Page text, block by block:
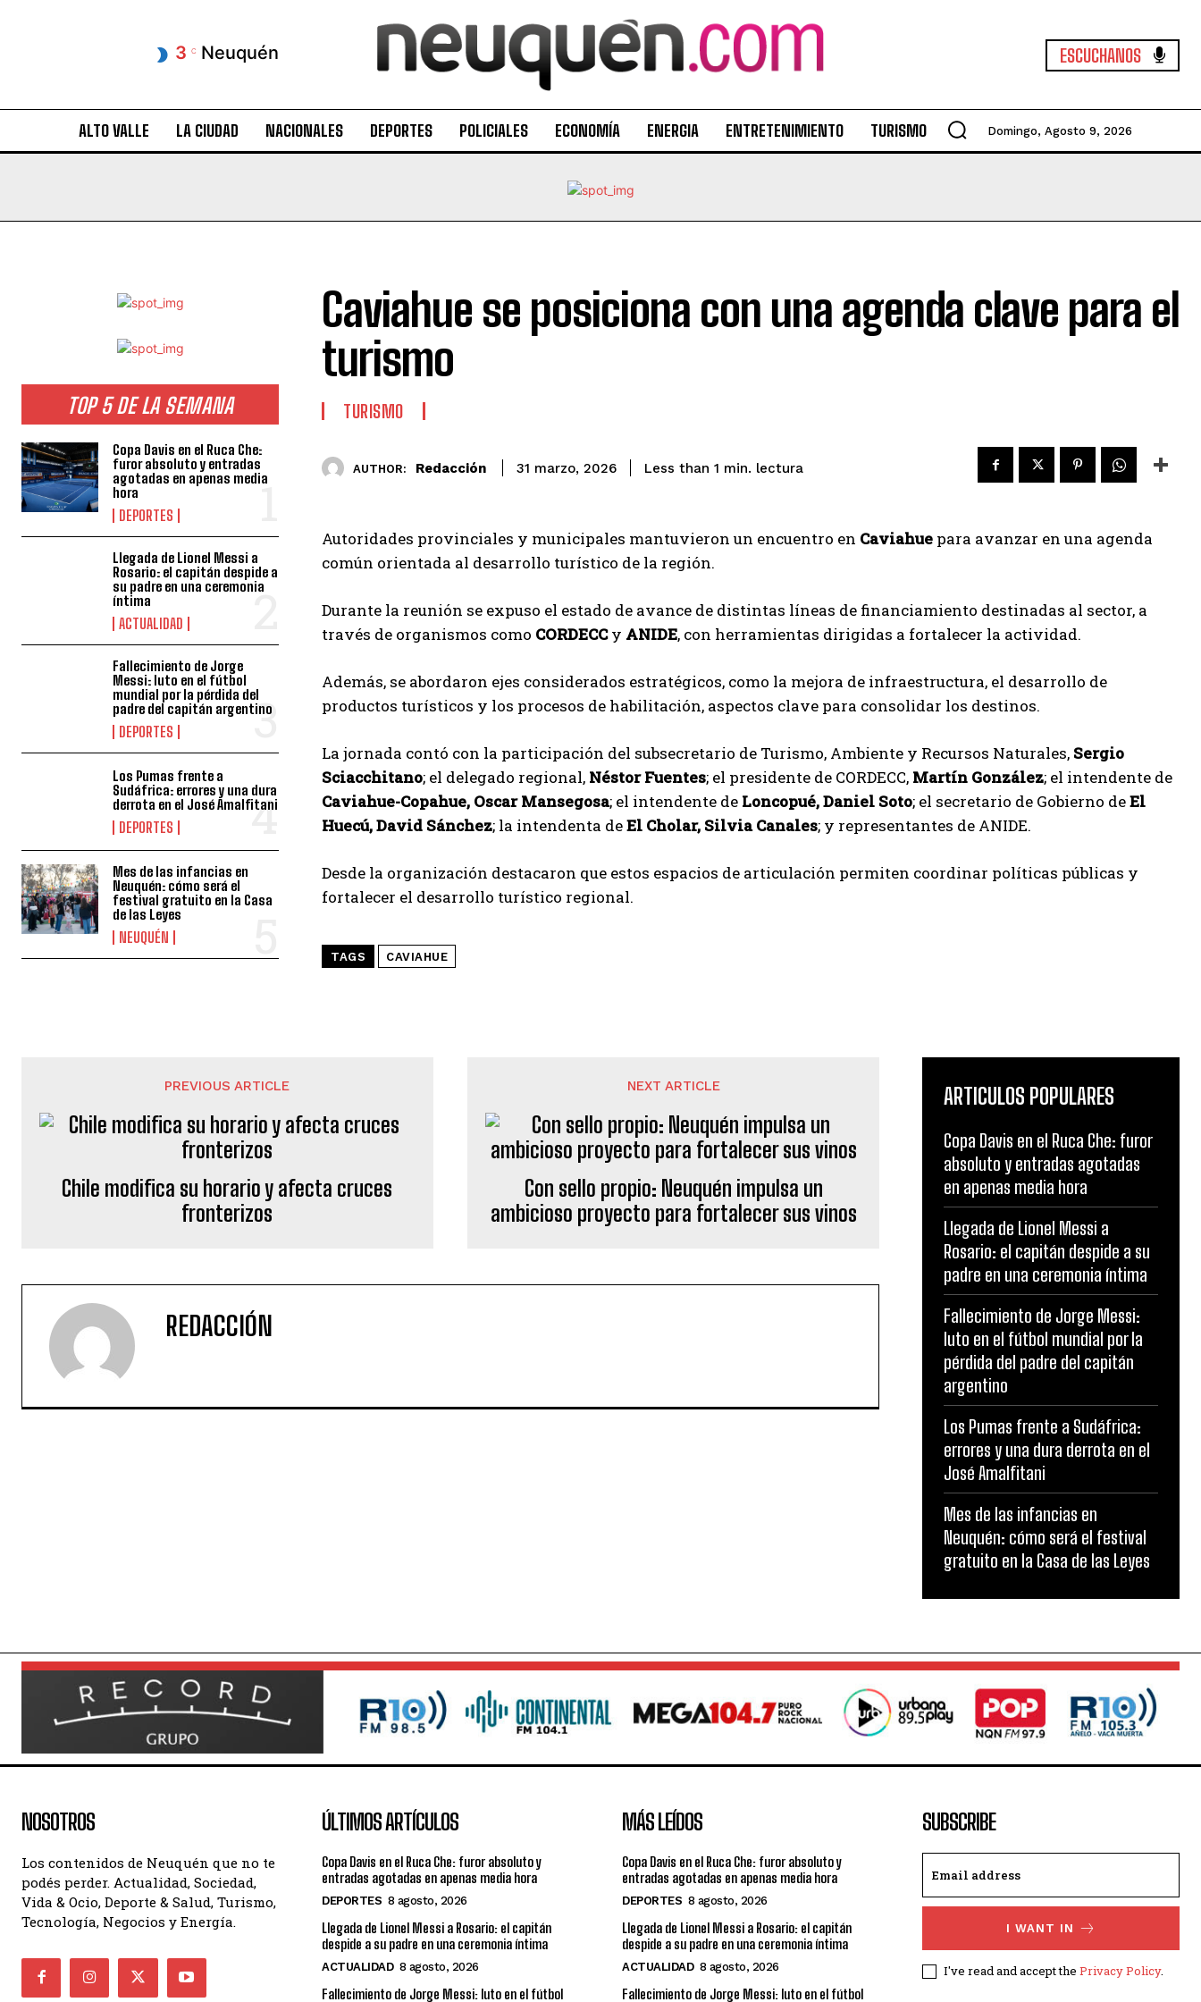
3 C Neuquén ESCUCHANOS
ALTO VALLE LA CIUDAD NACIONALES DEPORTES POLICIALES ECONOMÍA ENERGIA ENTRETENIMIENTO TURISMO Domingo, Agosto 9, 2026
TOP 5 DE LA SEMANA
Copa Davis en el Ruca Che:
furor absoluto y entradas
agotadas en apenas media
hora
DEPORTES
Llegada de Lionel Messi a
Rosario: el capitán despide a
su padre en una ceremonia
íntima
ACTUALIDAD
Fallecimiento de Jorge
Messi: luto en el fútbol
mundial por la pérdida del
padre del capitán argentino
DEPORTES
Los Pumas frente a
Sudáfrica: errores y una dura
derrota en el José Amalfitani
DEPORTES
Mes de las infancias en
Neuquén: cómo será el
festival gratuito en la Casa
de las Leyes
NEUQUÉN
Caviahue se posiciona con una agenda clave para el
turismo
TURISMO
AUTHOR: Redacción 31 marzo, 2026 Less than 1 min. lectura
Autoridades provinciales y municipales mantuvieron un encuentro en Caviahue para avanzar en una agenda
común orientada al desarrollo turístico de la región.
Durante la reunión se expuso el estado de avance de distintas líneas de financiamiento destinadas al sector, a
través de organismos como CORDECCy ANIDE, con herramientas dirigidas a fortalecer la actividad.
Además, se abordaron ejes considerados estratégicos, como la mejora de infraestructura, el desarrollo de
productos turísticos y los procesos de habilitación, aspectos clave para consolidar los destinos.
La jornada contó con la participación del subsecretario de Turismo, Ambiente y Recursos Naturales, Sergio
Sciacchitano; el delegado regional, Néstor Fuentes; el presidente de CORDECC, Martín González; el intendente de
Caviahue-Copahue, Oscar Mansegosa; el intendente de Loncopué, Daniel Soto; el secretario de Gobierno deEl
Huecú, David Sánchez; la intendenta deEl Cholar, Silvia Canales; y representantes de ANIDE.
Desde la organización destacaron que estos espacios de articulación permiten coordinar políticas públicas y
fortalecer el desarrollo turístico regional.
TAGS CAVIAHUE
PREVIOUS ARTICLE
Chile modifica su horario y afecta cruces
fronterizos
NEXT ARTICLE
Con sello propio: Neuquén impulsa un
ambicioso proyecto para fortalecer sus vinos
REDACCIÓN
ARTICULOS POPULARES
Copa Davis en el Ruca Che: furor
absoluto y entradas agotadas
en apenas media hora
Llegada de Lionel Messi a
Rosario: el capitán despide a su
padre en una ceremonia íntima
Fallecimiento de Jorge Messi:
luto en el fútbol mundial por la
pérdida del padre del capitán
argentino
Los Pumas frente a Sudáfrica:
errores y una dura derrota en el
José Amalfitani
Mes de las infancias en
Neuquén: cómo será el festival
gratuito en la Casa de las Leyes
NOSOTROS
Los contenidos de Neuquén que no te
podés perder. Actualidad, Sociedad,
Vida & Ocio, Deporte & Salud, Turismo,
Tecnología, Negocios y Energía.
ÚLTIMOS ARTÍCULOS
Copa Davis en el Ruca Che: furor absoluto y
entradas agotadas en apenas media hora
DEPORTES 8 agosto, 2026
Llegada de Lionel Messi a Rosario: el capitán
despide a su padre en una ceremonia íntima
ACTUALIDAD 8 agosto, 2026
Fallecimiento de Jorge Messi: luto en el fútbol
MÁS LEÍDOS
Copa Davis en el Ruca Che: furor absoluto y
entradas agotadas en apenas media hora
DEPORTES 8 agosto, 2026
Llegada de Lionel Messi a Rosario: el capitán
despide a su padre en una ceremonia íntima
ACTUALIDAD 8 agosto, 2026
Fallecimiento de Jorge Messi: luto en el fútbol
SUBSCRIBE
I WANT IN
I've read and accept the Privacy Policy.